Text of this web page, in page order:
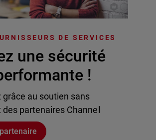
DE SERVICES
une sécurité
!
grâce au soutien sans
des partenaires Channel